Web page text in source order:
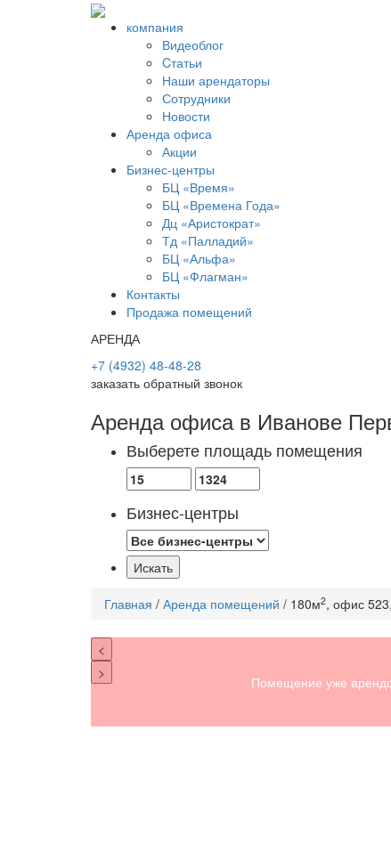
компания
Видеоблог
Cтатьи
Наши арендаторы
Сотрудники
Новости
Аренда офиса
Акции
Бизнес-центры
БЦ «Время»
БЦ «Времена Года»
Дц «Аристократ»
Тд «Палладий»
БЦ «Альфа»
БЦ «Флагман»
Контакты
Продажа помещений
АРЕНДА
+7 (4932) 48-48-28
заказать обратный звонок
Аренда офиса в Иванове
Выберете площадь помещения
Бизнес-центры
Главная / Аренда помещений / 180м2, офис
Помещение уже
<
>